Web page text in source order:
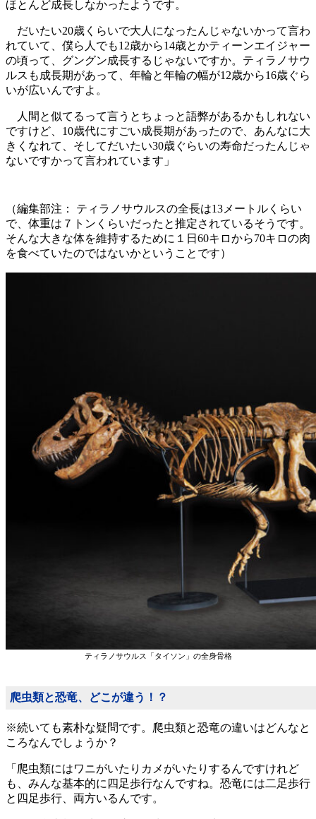
ほとんど成長しなかったようです。
だいたい20歳くらいで大人になったんじゃないかって言わ
れていて、僕ら人でも12歳から14歳とかティーンエイジャー
の頃って、グングン成長するじゃないですか。ティラノサウ
ルスも成長期があって、年輪と年輪の幅が12歳から16歳ぐら
いが広いんですよ。
人間と似てるって言うとちょっと語弊があるかもしれない
ですけど、10歳代にすごい成長期があったので、あんなに大
きくなれて、そしてだいたい30歳ぐらいの寿命だったんじゃ
ないですかって言われています」
（編集部注： ティラノサウルスの全長は13メートルくらい
で、体重は７トンくらいだったと推定されているそうです。
そんな大きな体を維持するために１日60キロから70キロの肉
を食べていたのではないかということです）
ティラノサウルス「タイソン」の全身骨格
爬虫類と恐竜、どこが違う！？
※続いても素朴な疑問です。爬虫類と恐竜の違いはどんなと
ころなんでしょうか？
「爬虫類にはワニがいたりカメがいたりするんですけれど
も、みんな基本的に四足歩行なんですね。恐竜には二足歩行
と四足歩行、両方いるんです。